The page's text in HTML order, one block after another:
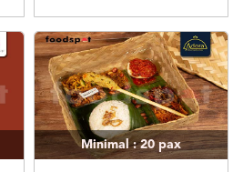
Minimal : 20pax